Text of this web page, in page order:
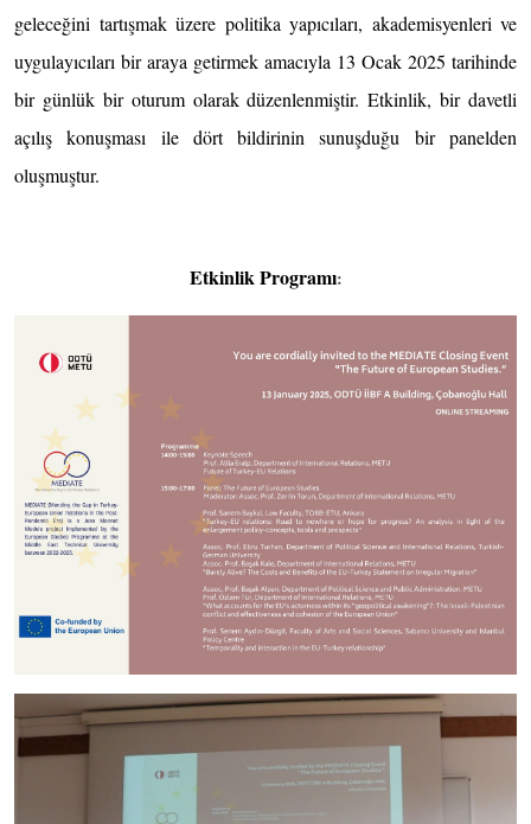
geleceğini tartışmak üzere politika yapıcıları, akademisyenleri ve
uygulayıcıları bir araya getirmek amacıyla 13 Ocak 2025 tarihinde
bir günlük bir oturum olarak düzenlenmiştir. Etkinlik, bir davetli
açılış konuşması ile dört bildirinin sunuşduğu bir panelden
oluşmuştur.
Etkinlik Programı: